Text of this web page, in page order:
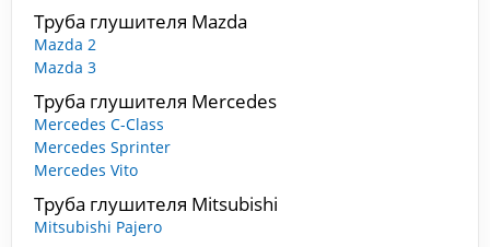
Труба глушителя Mazda
Mazda 2
Mazda 3
Труба глушителя Mercedes
Mercedes C-Class
Mercedes Sprinter
Mercedes Vito
Труба глушителя Mitsubishi
Mitsubishi Pajero